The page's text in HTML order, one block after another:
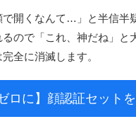
開くなんて…」と半信半
ので「これ、神だね」と
全に消滅します。
ロに】顔認証セット